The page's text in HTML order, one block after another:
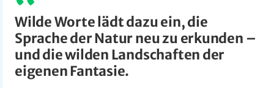
Wilde Worte lädt dazu ein, die
Sprache der Natur neu zu erkunden –
und die wilden Landschaften der
eigenen Fantasie.